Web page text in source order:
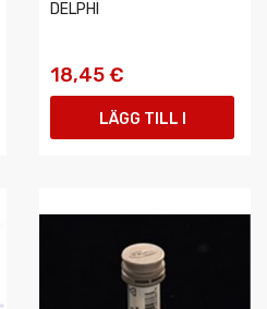
DELPHI
18,45 €
LÄGG TILL I